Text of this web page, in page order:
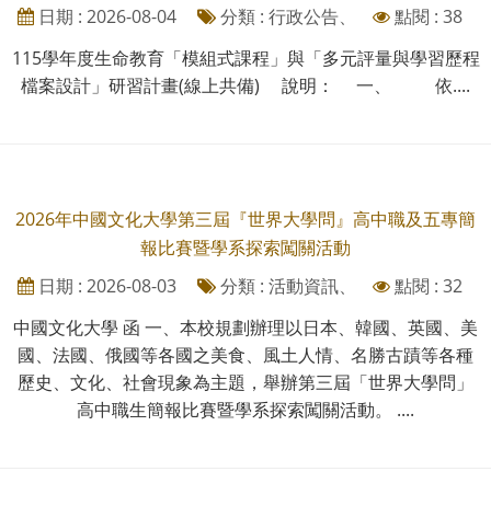
日期 : 2026-08-04 分類 : 行政公告、
點閱 : 38
115學年度生命教育「模組式課程」與「多元評量與學習歷程
檔案設計」研習計畫(線上共備) 說明： 一、 依....
2026年中國文化大學第三屆『世界大學問』高中職及五專簡
報比賽暨學系探索闖關活動
日期 : 2026-08-03
分類 : 活動資訊、
點閱 : 32
中國文化大學 函 一、本校規劃辦理以日本、韓國、英國、美
國、法國、俄國等各國之美食、風土人情、名勝古蹟等各種
歷史、文化、社會現象為主題，舉辦第三屆「世界大學問」
高中職生簡報比賽暨學系探索闖關活動。 ....